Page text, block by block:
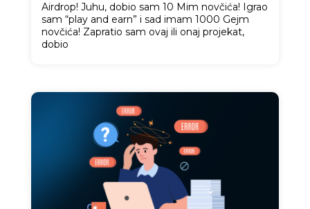
Airdrop! Juhu, dobio sam 10 Mim novčića! Igrao
sam “play and earn” i sad imam 1000 Gejm
novčića! Zapratio sam ovaj ili onaj projekat,
dobio